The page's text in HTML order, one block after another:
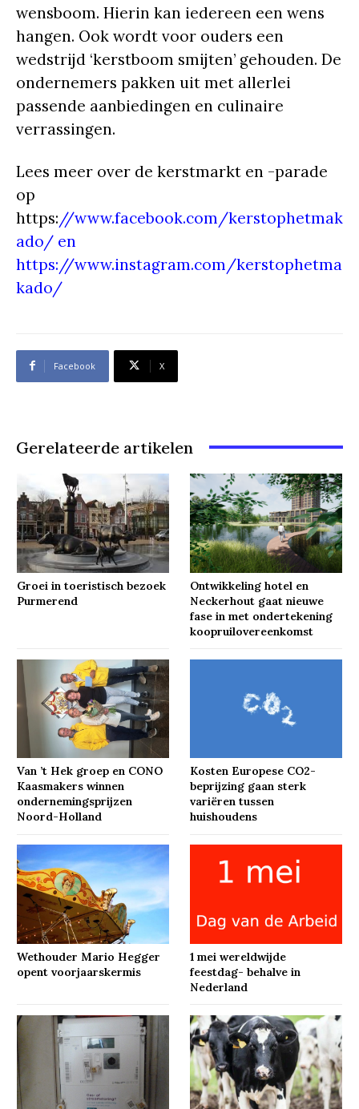
wensboom. Hierin kan iedereen een wens
hangen. Ook wordt voor ouders een
wedstrijd ‘kerstboom smijten’ gehouden. De
ondernemers pakken uit met allerlei
passende aanbiedingen en culinaire
verrassingen.
Lees meer over de kerstmarkt en -parade
op
https://www.facebook.com/kerstophetmak
ado/ en
https://www.instagram.com/kerstophetma
kado/
Facebook X
Gerelateerde artikelen
Groei in toeristisch bezoek
Purmerend
Ontwikkeling hotel en
Neckerhout gaat nieuwe
fase in met ondertekening
koopruilovereenkomst
Van ’t Hek groep en CONO
Kaasmakers winnen
ondernemingsprijzen
Noord-Holland
Kosten Europese CO2-
beprijzing gaan sterk
variëren tussen
huishoudens
Wethouder Mario Hegger
opent voorjaarskermis
1 mei wereldwijde
feestdag- behalve in
Nederland